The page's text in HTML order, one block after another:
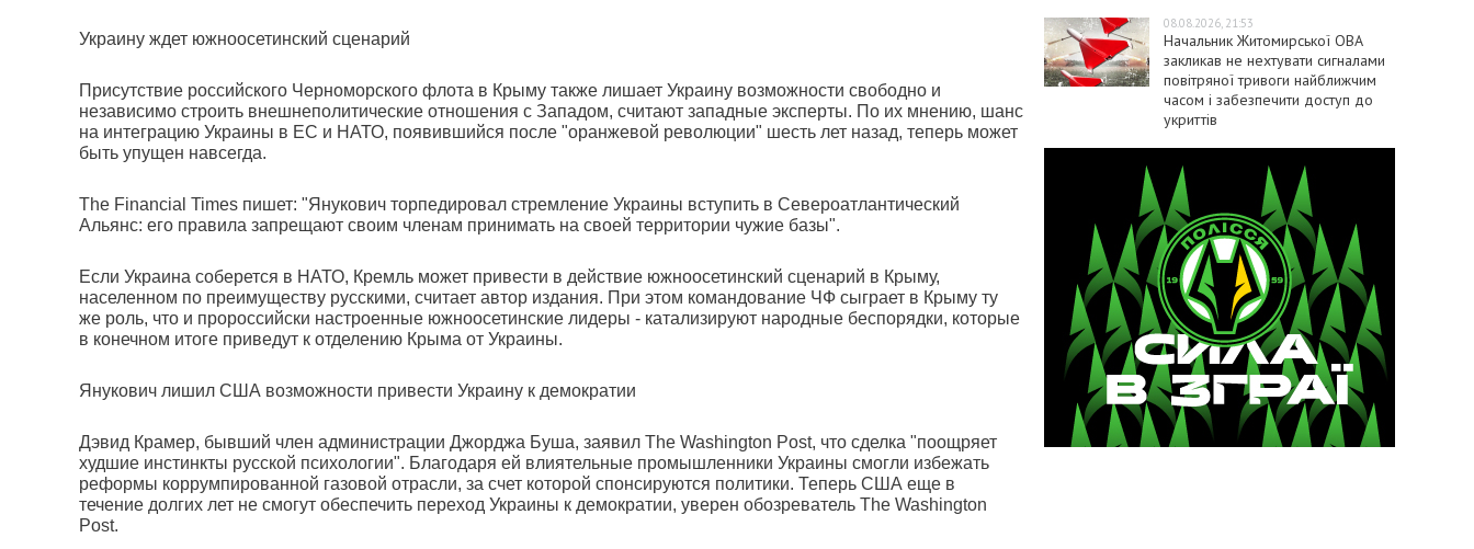
Украину ждет южноосетинский сценарий
Присутствие российского Черноморского флота в Крыму также лишает Украину возможности свободно и
независимо строить внешнеполитические отношения с Западом, считают западные эксперты. По их мнению, шанс
на интеграцию Украины в ЕС и НАТО, появившийся после "оранжевой революции" шесть лет назад, теперь может
быть упущен навсегда.
The Financial Times пишет: "Янукович торпедировал стремление Украины вступить в Североатлантический
Альянс: его правила запрещают своим членам принимать на своей территории чужие базы".
Если Украина соберется в НАТО, Кремль может привести в действие южноосетинский сценарий в Крыму,
населенном по преимуществу русскими, считает автор издания. При этом командование ЧФ сыграет в Крыму ту
же роль, что и пророссийски настроенные южноосетинские лидеры - катализируют народные беспорядки, которые
в конечном итоге приведут к отделению Крыма от Украины.
Янукович лишил США возможности привести Украину к демократии
Дэвид Крамер, бывший член администрации Джорджа Буша, заявил The Washington Post, что сделка "поощряет
худшие инстинкты русской психологии". Благодаря ей влиятельные промышленники Украины смогли избежать
реформы коррумпированной газовой отрасли, за счет которой спонсируются политики. Теперь США еще в
течение долгих лет не смогут обеспечить переход Украины к демократии, уверен обозреватель The Washington
Post.
08.08.2026, 21:53
Начальник Житомирської ОВА
закликав не нехтувати сигналами
повітряної тривоги найближчим
часом і забезпечити доступ до
укриттів